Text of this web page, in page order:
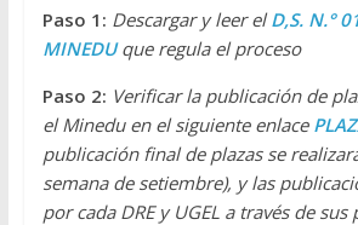
Paso 1: Descargar y leer el D,S. N.°
MINEDUque regula el proceso
Paso 2: Verificar la publicación de
el Minedu en el siguiente enlace
publicación final de plazas se
semana de setiembre), y las
por cada DRE y UGEL a través de sus